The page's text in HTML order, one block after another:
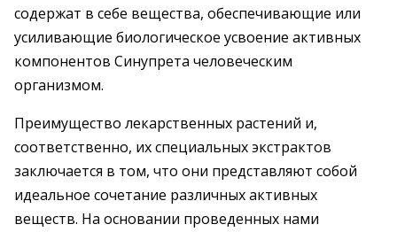
содержат в себе вещества, обеспечивающие или
усиливающие биологическое усвоение активных
компонентов Синупрета человеческим
организмом.
Преимущество лекарственных растений и,
соответственно, их специальных экстрактов
заключается в том, что они представляют собой
идеальное сочетание различных активных
веществ. На основании проведенных нами